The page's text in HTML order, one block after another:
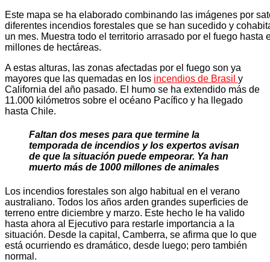
Este mapa se ha elaborado combinando las imágenes por
diferentes incendios forestales que se han sucedido y
un mes. Muestra todo el territorio arrasado por el fuego hasta
millones de hectáreas.
A estas alturas, las zonas afectadas por el fuego son ya
mayores que las quemadas en los incendios de Brasil y
California del año pasado. El humo se ha extendido más de
11.000 kilómetros sobre el océano Pacífico y ha llegado
hasta Chile.
Faltan dos meses para que termine la
temporada de incendios y los expertos avisan
de que la situación puede empeorar. Ya han
muerto más de 1000 millones de animales
Los incendios forestales son algo habitual en el verano
australiano. Todos los años arden grandes superficies de
terreno entre diciembre y marzo. Este hecho le ha valido
hasta ahora al Ejecutivo para restarle importancia a la
situación. Desde la capital, Camberra, se afirma que lo que
está ocurriendo es dramático, desde luego; pero también
normal.